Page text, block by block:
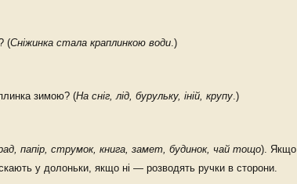
(Сніжинка стала краплинкою води.)
зимою? (На сніг, лід, бурульку, іній, крупу.)
папір, струмок, книга, замет, будинок, чай тощо). Якщо
у долоньки, якщо ні — розводять ручки в сторони.